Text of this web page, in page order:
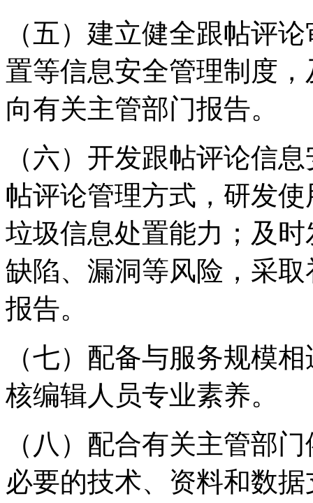
（五）建立健全跟帖评
置等信息安全管理制度
向有关主管部门报告。
（六）开发跟帖评论信
帖评论管理方式，研发
垃圾信息处置能力；及
缺陷、漏洞等风险，采
报告。
（七）配备与服务规模
核编辑人员专业素养。
（八）配合有关主管部
必要的技术、资料和数